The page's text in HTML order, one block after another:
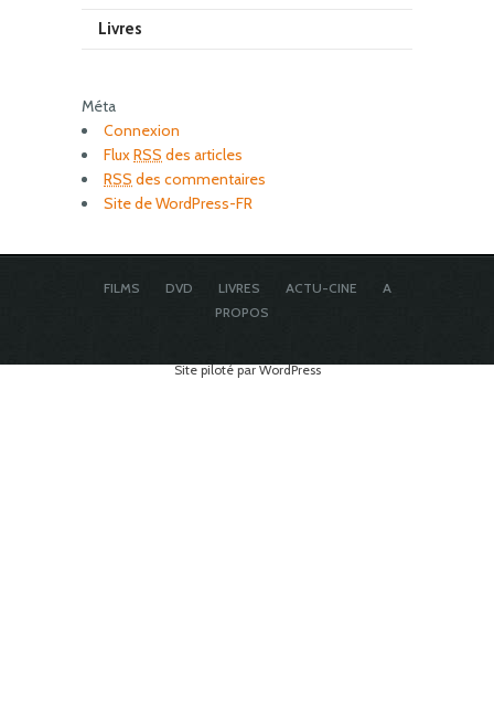
Livres
Méta
Connexion
FluxRSS des articles
RSS des commentaires
Site de WordPress-FR
FILMS DVD LIVRES ACTU-CINE
A
PROPOS
Site piloté par WordPress